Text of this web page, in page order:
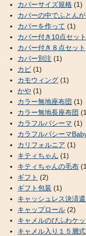
カバーサイズ規格 (1)
カバーの中でふとん
カバーを作って (1)
カバー付き10点セット
カバー付き８点セット
カバー別注 (1)
カビ (1)
カモウィング (1)
かや (1)
カラー無地座布団 (1)
カラー無地長座布団
カラフルパシーマ (1)
カラフルパシーマ
カリフォルニア (1)
キティちゃん (1)
キティちゃんの毛布
ギフト (2)
ギフト包装 (1)
キャッシュレス決済
キャップロール (2)
キャメルのびふわケッ
キャメル入り１５層式